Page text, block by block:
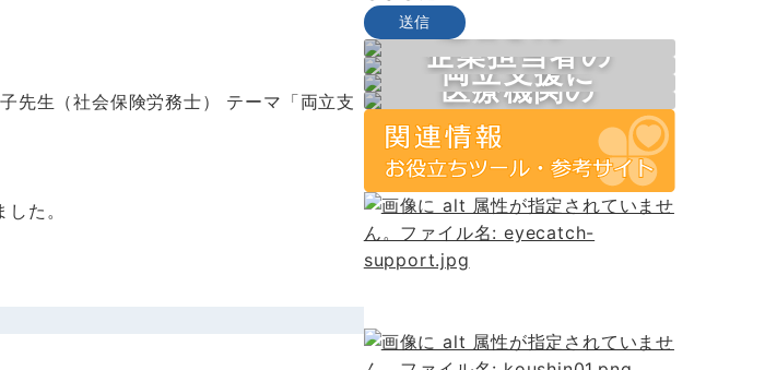
先生（社会保険労務士） テーマ「両立支
た。
患者さんへ
個人面談・ワークショップの
お申し込みはこちら
企業担当者の
皆さまへ
両立支援に
取り組む皆様へ
医療機関の
皆様へ